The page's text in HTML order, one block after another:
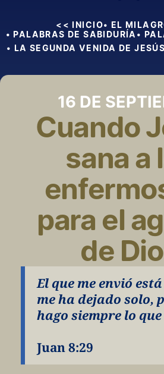
<< INICIO• EL
• PALABRAS DE SABIDURÍA •
• LA SEGUNDA VENIDA DE
16 DE
Cuando
sana a
para el
de
El que me envió
me ha dejado solo,
hago siempre lo
Juan 8:29